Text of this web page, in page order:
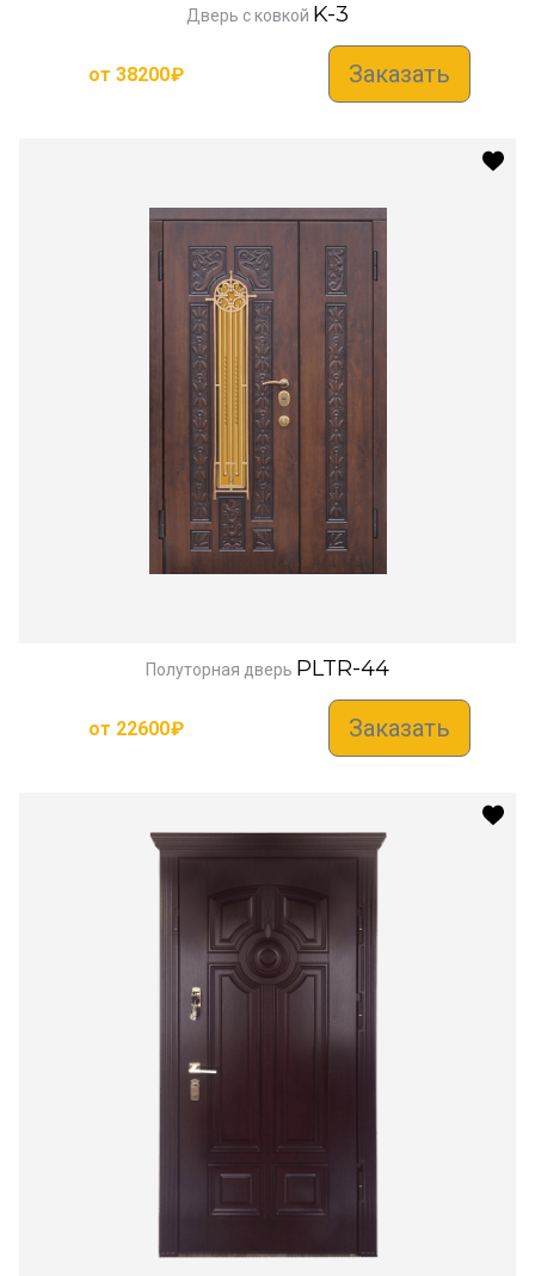
Дверь с ковкой K-3
от 38200₽ Заказать
Полуторная дверь PLTR-44
от 22600₽ Заказать